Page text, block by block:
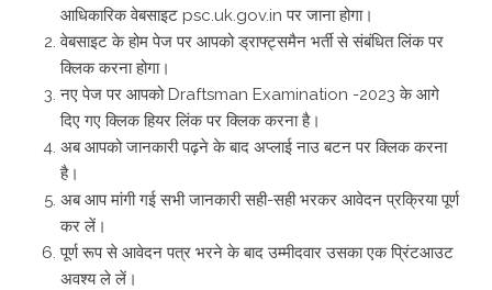
आधिकारिक वेबसाइट psc.uk.gov.in पर जाना होगा।
वेबसाइट के होम पेज पर आपको ड्राफ्ट्समैन भर्ती से संबंधित लिंक पर
क्लिक करना होगा।
नए पेज पर आपको Draftsman Examination -2023 के आगे
दिए गए क्लिक हियर लिंक पर क्लिक करना है।
अब आपको जानकारी पढ़ने के बाद अप्लाई नाउ बटन पर क्लिक करना
है।
अब आप मांगी गई सभी जानकारी सही-सही भरकर आवेदन प्रक्रिया पूर्ण
कर लें।
पूर्ण रूप से आवेदन पत्र भरने के बाद उम्मीदवार उसका एक प्रिंटआउट
अवश्य ले लें।